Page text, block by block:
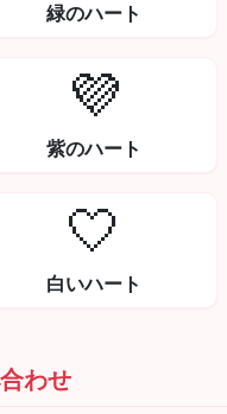
緑のハート
💜
紫のハート
🤍
白いハート
わせ